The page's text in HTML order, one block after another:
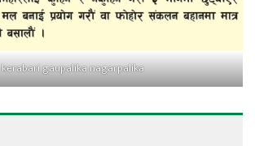
kerabari gaupalika nagarpalika